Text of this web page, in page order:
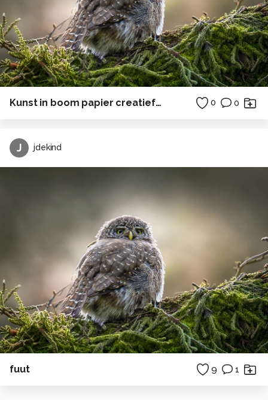
Kunst in boom papier creatief in Polen 0 0
J jdekind
fuut 9 1